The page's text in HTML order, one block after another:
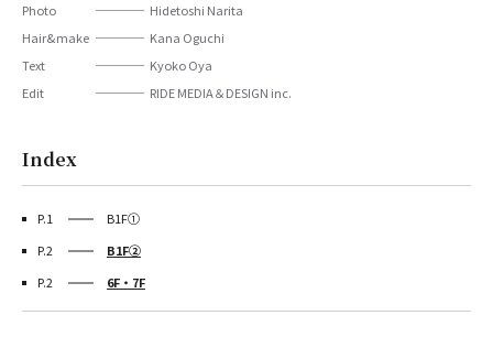
Photo
Hidetoshi Narita
Hair&make
Kana Oguchi
Text
Kyoko Oya
Edit
RIDE MEDIA＆DESIGN inc.
Index
P.1
B1F①
P.2
B1F②
P.2
6F・7F